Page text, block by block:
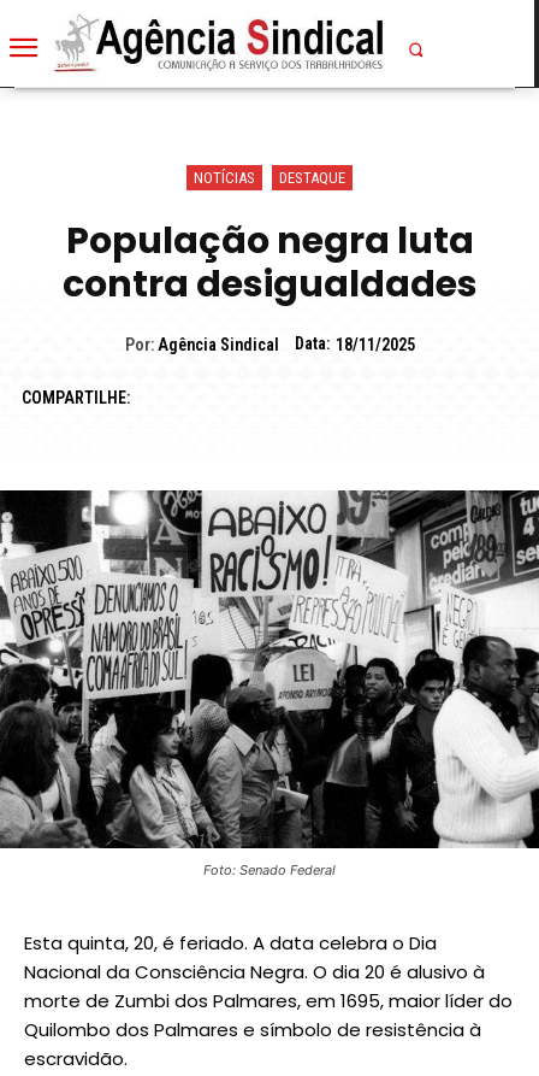
NOTÍCIAS DESTAQUE
População negra luta
contra desigualdades
Por: Agência Sindical Data: 18/11/2025
COMPARTILHE:
Foto: Senado Federal
Esta quinta, 20, é feriado. A data celebra o Dia
Nacional da Consciência Negra. O dia 20 é alusivo à
morte de Zumbi dos Palmares, em 1695, maior líder do
Quilombo dos Palmares e símbolo de resistência à
escravidão.